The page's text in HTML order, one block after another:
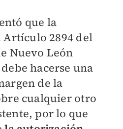
que la
Artículo 2894 del
Nuevo León
hacerse una
de la
cualquier otro
por lo que